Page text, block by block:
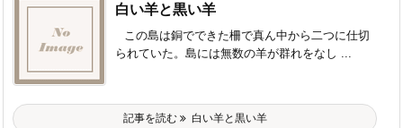
白い羊と黒い羊
この島は銅でできた柵で真ん中から二つに仕切
られていた。島には無数の羊が群れをなし ...
記事を読む 白い羊と黒い羊